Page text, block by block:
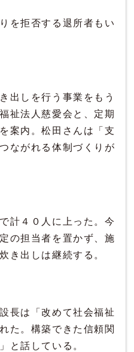
を拒否する退所者もい
出しを行う事業をもう
祉法人慈愛会と、定期
案内。松田さんは「支
ながれる体制づくりが
計４０人に上った。今
の担当者を置かず、施
き出しは継続する。
長は「改めて社会福祉
た。構築できた信頼関
と話している。